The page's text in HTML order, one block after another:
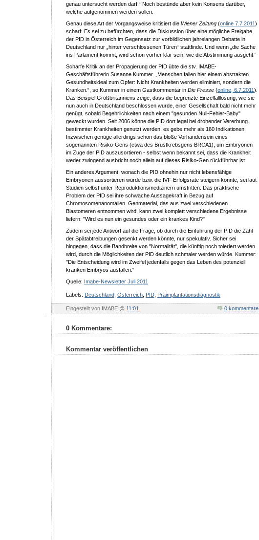
genau untersucht werden darf.“ Noch bestünde aber kein Konsens darüber,
welche aufgenommen werden sollen.
Genau diese Art der Vorgangsweise kritisiert die Wiener Zeitung (online 7.7.2011)
scharf: Es sei zu befürchten, dass die Diskussion über eine mögliche Freigabe
der PID in Österreich im Gegensatz zur vorbildlichen jahrelangen Debatte in
Deutschland nur „hinter verschlossenen Türen“ stattfinde. Und wenn „die Sache
ins Parlament kommt, wird schon vorher klar sein, wie die Abstimmung ausgeht.“
Scharfe Kritik an der Propagierung der PID übte die stv. IMABE-
Geschäftsführerin Susanne Kummer. „Menschen fallen hier einem abstrakten
Gesundheitsideal zum Opfer: Nicht Krankheiten werden eliminiert, sondern die
Kranken.“, so Kummer in einem Gastkommentar in Die Presse (online, 6.7.2011).
Das Beispiel Großbritanniens zeige, dass die begrenzte Einzelfalllösung, wie sie
nun auch in Deutschland beschlossen wurde, einer Gesellschaft bald nicht mehr
genügt, sobald Begehrlichkeiten nach einem "gesunden Null-Fehler-Baby"
geweckt wurden. Seit 2006 könne die PID dort legal bei drohender Vererbung
bestimmter Krankheiten genutzt werden; es gebe mehr als 160 Indikationen.
Inzwischen genüge allerdings schon das bloße Vorhandensein eines
sogenannten Risiko-Gens (etwa des Brustkrebsgens BRCA1), um Embryonen
im Zuge der PID auszusortieren - selbst wenn bekannt sei, dass die Krankheit
weder zwingend ausbricht noch allein auf dieses Risiko-Gen rückführbar ist.
Ein anderes Argument, wonach die PID ohnehin nur nicht lebensfähige
Embryonen aussortieren würde bzw. die IVF-Erfolgsrate steigern könnte, sei laut
Studien selbst unter Reproduktionsmedizinern umstritten: Das praktische
Problem der PID sei ihre schwache Aussagekraft in Bezug auf
Chromosomenanomalien. Genmaterial, das aus zwei verschiedenen
Blastomeren entnommen wird, kann zwei komplett verschiedene Ergebnisse
liefern: "Wird es nun ein gesundes oder ein krankes Kind?"
Zudem sei jede Antwort auf die Frage, ob durch die Einführung der PID die Zahl
der Spätabtreibungen gesenkt werden könnte, nur spekulativ. Sicher sei
hingegen, dass die Bandbreite von "Normalität", die künftig noch toleriert werden
wird, durch die Möglichkeiten der PID deutlich schmaler werden würde. Kummer:
"Die Entscheidung wird im Zweifel jedenfalls gegen das Leben des potenziell
kranken Embryos ausfallen.“
Quelle: Imabe-Newsletter Juli 2011
Labels: Deutschland Österreich PID Präimplantationsdiagnostik
Eingestellt von IMABE @ 11:01 0 kommentare
0 Kommentare:
Kommentar veröffentlichen